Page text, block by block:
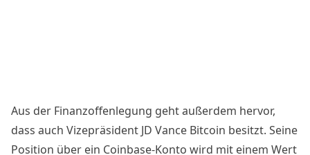
Aus der Finanzoffenlegung geht außerdem hervor,
dass auch Vizepräsident JD Vance Bitcoin besitzt. Seine
Position über ein Coinbase-Konto wird mit einem Wert